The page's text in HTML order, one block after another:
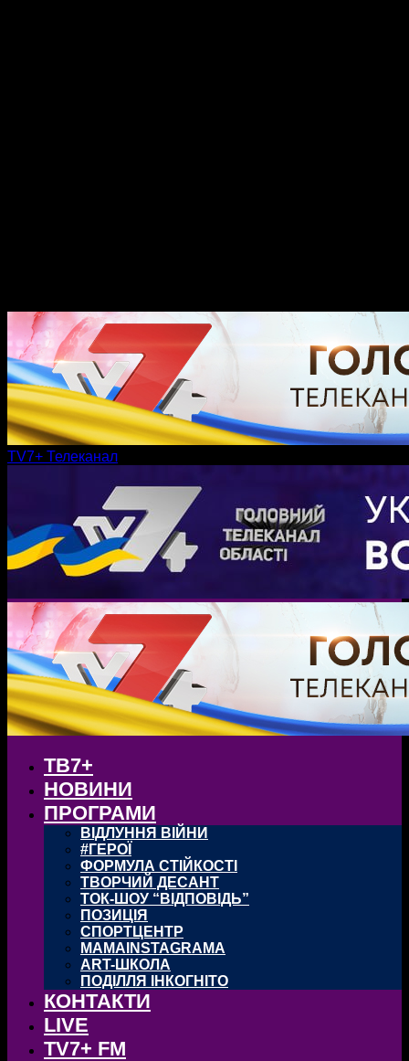
TV7+ Телеканал
ТВ7+
НОВИНИ
ПРОГРАМИ
ВІДЛУННЯ ВІЙНИ
#ГЕРОЇ
ФОРМУЛА СТІЙКОСТІ
ТВОРЧИЙ ДЕСАНТ
ТОК-ШОУ “ВІДПОВІДЬ”
ПОЗИЦІЯ
СПОРТЦЕНТР
MAMAINSTAGRAMA
ART-ШКОЛА
ПОДІЛЛЯ ІНКОГНІТО
КОНТАКТИ
LIVE
TV7+ FM